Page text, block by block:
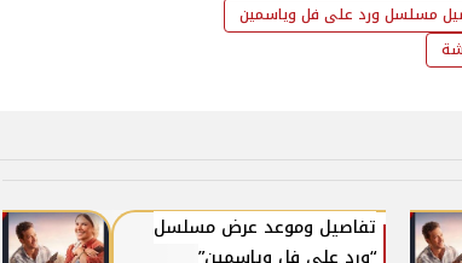
مسلسل ورد على فل وياسمين
تفاصيل وموعد عرض مسلسل